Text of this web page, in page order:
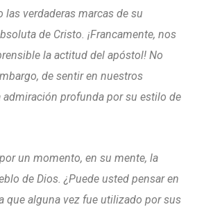
las verdaderas marcas de su
de Cristo. ¡Francamente, nos
la actitud del apóstol! No
de sentir en nuestros
admiración profunda por su estilo de
un momento, en su mente, la
de Dios. ¿Puede usted pensar en
que alguna vez fue utilizado por sus